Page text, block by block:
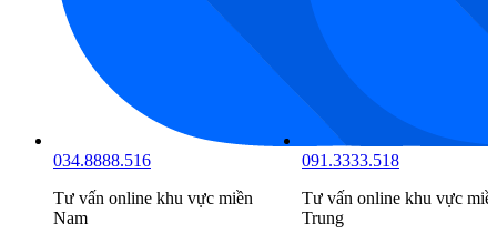
034.8888.516
Tư vấn online khu vực miền
Nam
091.3333.518
Tư vấn online khu vực
Trung